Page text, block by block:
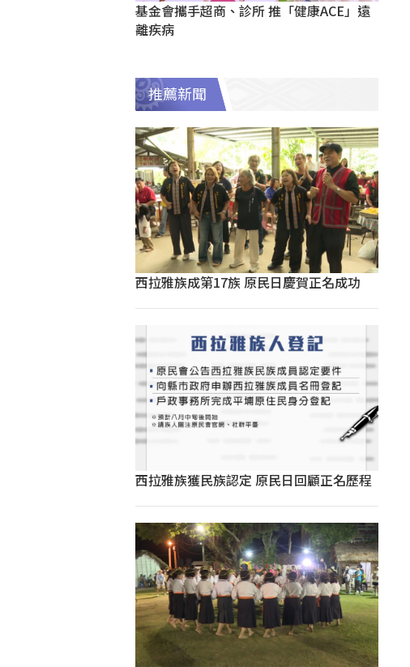
基金會攜手超商、診所 推「健康ACE」遠
離疾病
推薦新聞
西拉雅族成第17族 原民日慶賀正名成功
西拉雅族獲民族認定 原民日回顧正名歷程